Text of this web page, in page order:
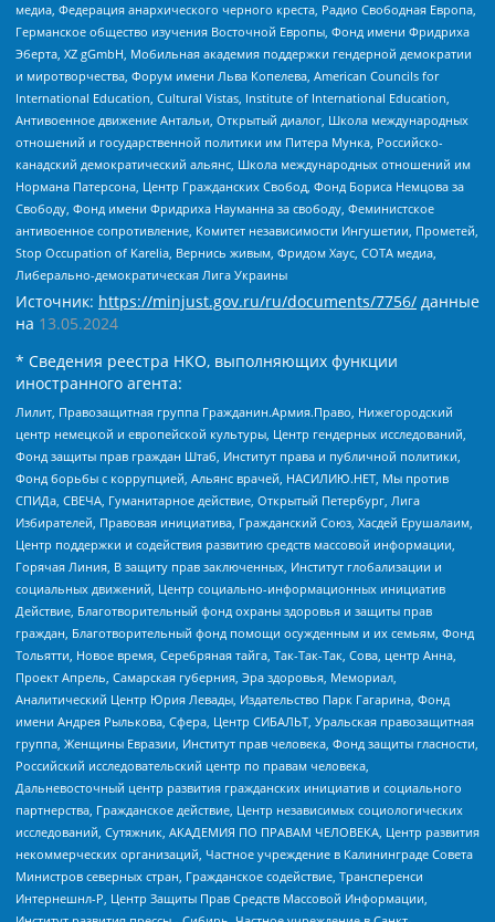
медиа, Федерация анархического черного креста, Радио Свободная Европа,
Германское общество изучения Восточной Европы, Фонд имени Фридриха
Эберта, XZ gGmbH, Мобильная академия поддержки гендерной демократии
и миротворчества, Форум имени Льва Копелева, American Councils for
International Education, Cultural Vistas, Institute of International Education,
Антивоенное движение Антальи, Открытый диалог, Школа международных
отношений и государственной политики им Питера Мунка, Российско-
канадский демократический альянс, Школа международных отношений им
Нормана Патерсона, Центр Гражданских Свобод, Фонд Бориса Немцова за
Свободу, Фонд имени Фридриха Науманна за свободу, Феминистское
антивоенное сопротивление, Комитет независимости Ингушетии, Прометей,
Stop Occupation of Karelia, Вернись живым, Фридом Хаус, СОТА медиа,
Либерально-демократическая Лига Украины
Источник: https://minjust.gov.ru/ru/documents/7756/ данные
на 13.05.2024
* Сведения реестра НКО, выполняющих функции
иностранного агента:
Лилит, Правозащитная группа Гражданин.Армия.Право, Нижегородский
центр немецкой и европейской культуры, Центр гендерных исследований,
Фонд защиты прав граждан Штаб, Институт права и публичной политики,
Фонд борьбы с коррупцией, Альянс врачей, НАСИЛИЮ.НЕТ, Мы против
СПИДа, СВЕЧА, Гуманитарное действие, Открытый Петербург, Лига
Избирателей, Правовая инициатива, Гражданский Союз, Хасдей Ерушалаим,
Центр поддержки и содействия развитию средств массовой информации,
Горячая Линия, В защиту прав заключенных, Институт глобализации и
социальных движений, Центр социально-информационных инициатив
Действие, Благотворительный фонд охраны здоровья и защиты прав
граждан, Благотворительный фонд помощи осужденным и их семьям, Фонд
Тольятти, Новое время, Серебряная тайга, Так-Так-Так, Сова, центр Анна,
Проект Апрель, Самарская губерния, Эра здоровья, Мемориал,
Аналитический Центр Юрия Левады, Издательство Парк Гагарина, Фонд
имени Андрея Рылькова, Сфера, Центр СИБАЛЬТ, Уральская правозащитная
группа, Женщины Евразии, Институт прав человека, Фонд защиты гласности,
Российский исследовательский центр по правам человека,
Дальневосточный центр развития гражданских инициатив и социального
партнерства, Гражданское действие, Центр независимых социологических
исследований, Сутяжник, АКАДЕМИЯ ПО ПРАВАМ ЧЕЛОВЕКА, Центр развития
некоммерческих организаций, Частное учреждение в Калининграде Совета
Министров северных стран, Гражданское содействие, Трансперенси
Интернешнл-Р, Центр Защиты Прав Средств Массовой Информации,